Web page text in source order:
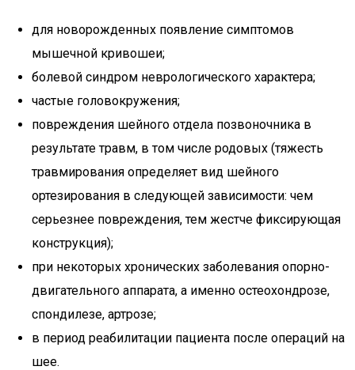
для новорожденных появление симптомов
мышечной кривошеи;
болевой синдром неврологического характера;
частые головокружения;
повреждения шейного отдела позвоночника в
результате травм, в том числе родовых (тяжесть
травмирования определяет вид шейного
ортезирования в следующей зависимости: чем
серьезнее повреждения, тем жестче фиксирующая
конструкция);
при некоторых хронических заболевания опорно-
двигательного аппарата, а именно остеохондрозе,
спондилезе, артрозе;
в период реабилитации пациента после операций на
шее.